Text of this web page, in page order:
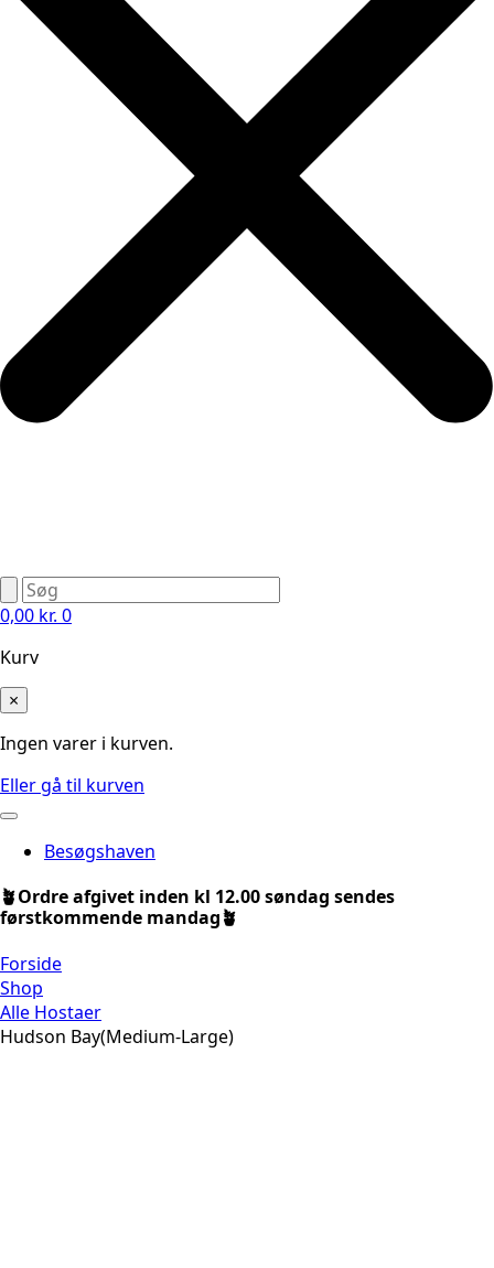
0,00 kr. 0
Kurv
×
Ingen varer i kurven.
Eller gå til kurven
Besøgshaven
🪴Ordre afgivet inden kl 12.00 søndag sendes
førstkommende mandag🪴
Forside
Shop
Alle Hostaer
Hudson Bay(Medium-Large)